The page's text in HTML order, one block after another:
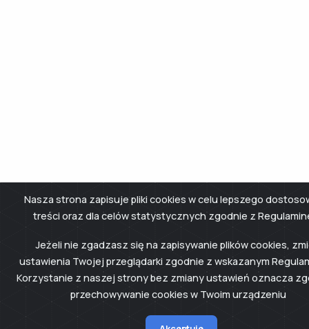
Nasza strona zapisuje pliki cookies w celu lepszego
treści oraz dla celów statystycznych zgodnie z
Jeżeli nie zgadzasz się na zapisywanie plików cookies,
ustawienia Twojej przeglądarki zgodnie z wskazanym
Korzystanie z naszej strony bez zmiany ustawień oznacza
przechowywanie cookies w Twoim urządzeniu